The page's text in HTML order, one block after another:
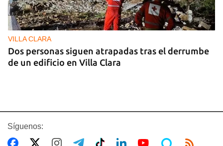
VILLA CLARA
Dos personas siguen atrapadas tras el derrumbe
de un edificio en Villa Clara
Síguenos: